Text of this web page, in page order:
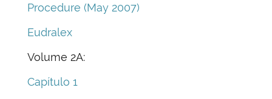
Procedure (May 2007)
Eudralex
Volume 2A:
Capítulo 1